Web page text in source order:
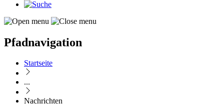
Pfadnavigation
Startseite
...
Nachrichten